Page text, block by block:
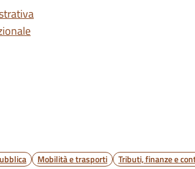
Mobilità e trasporti Tributi, finanze e